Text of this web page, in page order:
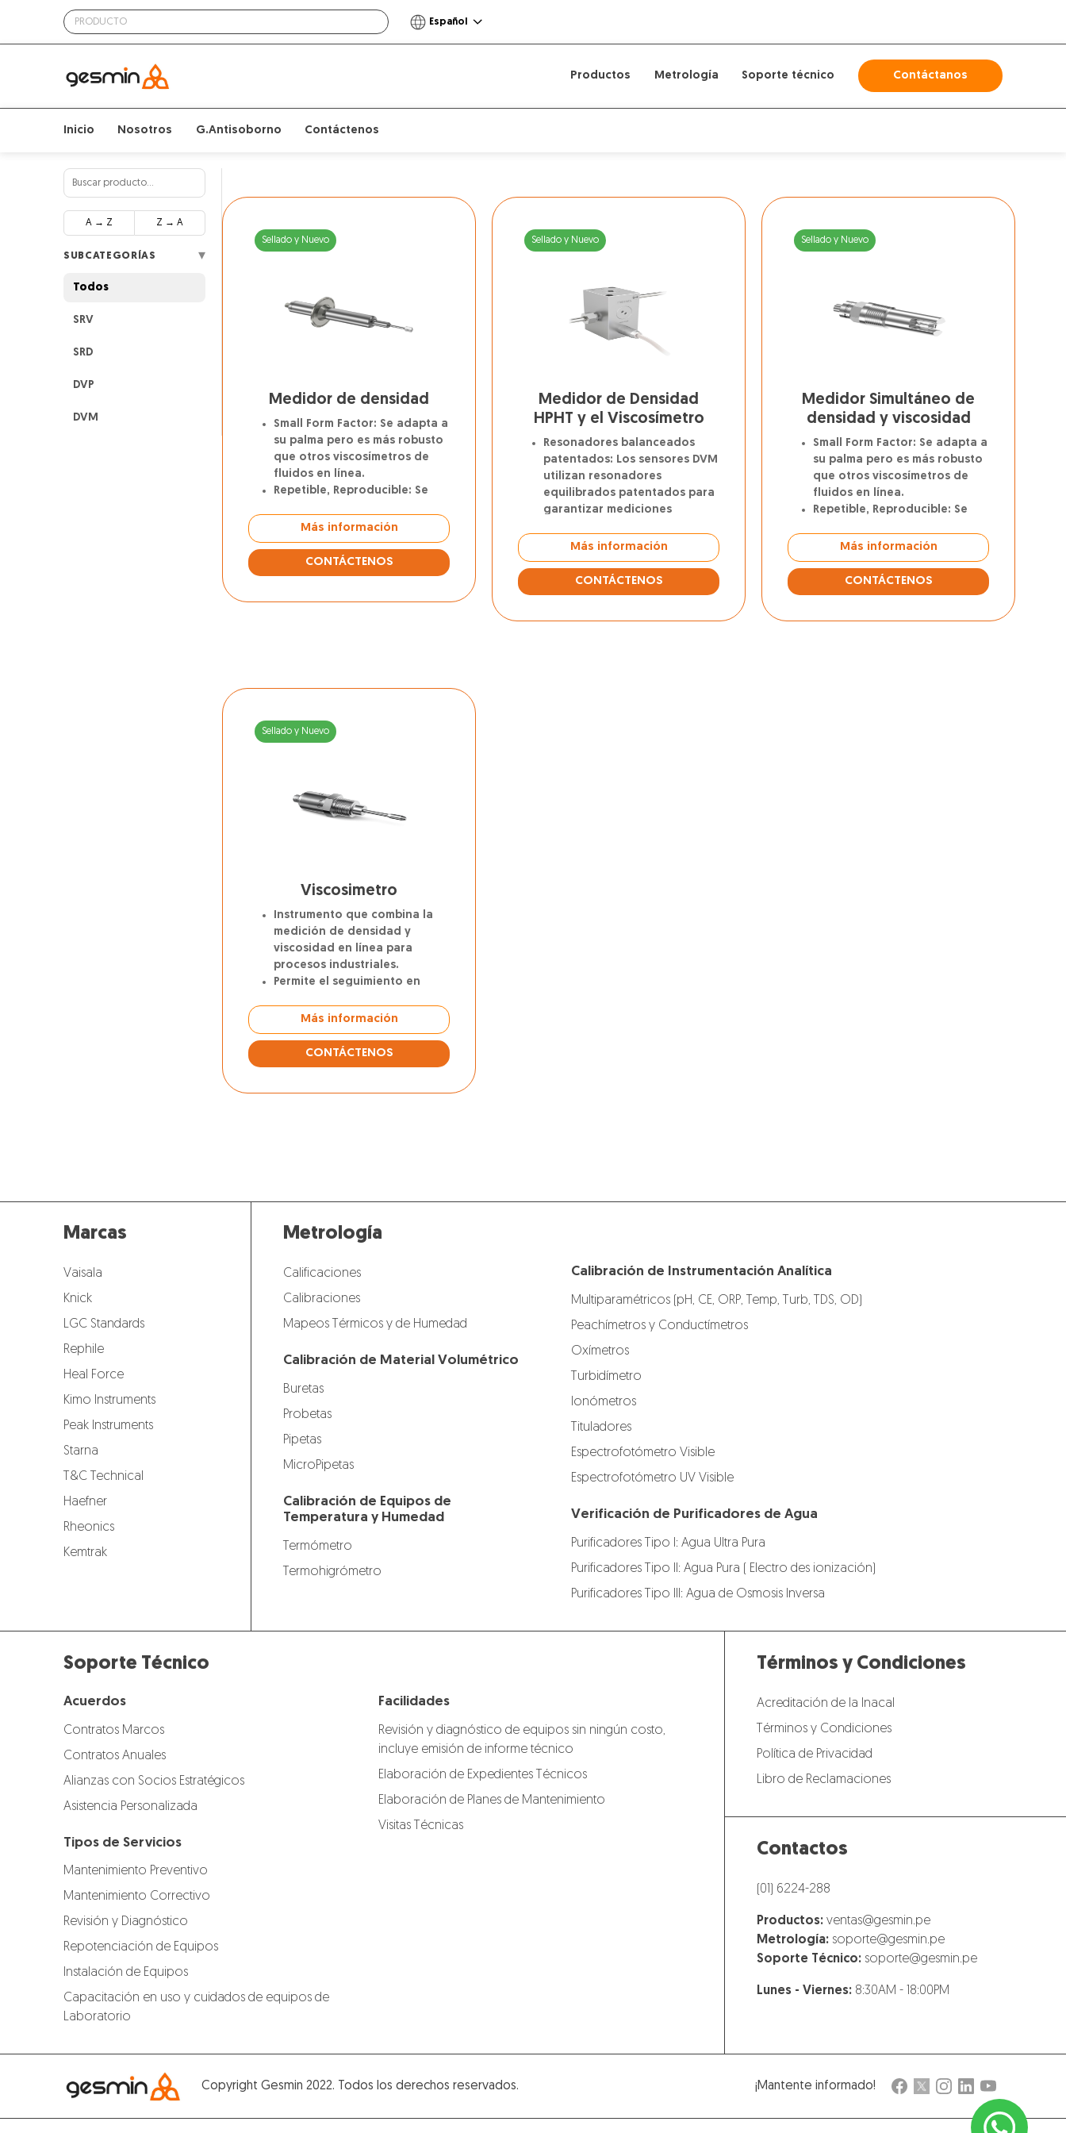
Español
Productos Metrología Soporte técnico Contáctanos
Inicio Nosotros G.Antisoborno Contáctenos
A → Z Z → A
SUBCATEGORÍAS ▾
Todos
SRV
SRD
DVP
DVM
Sellado y Nuevo
Viscosimetro
Instrumento que combina la
medición de densidad y
viscosidad en línea para
procesos industriales.
Permite el seguimiento en
presión y alta temperatura
(HPHT).
Utiliza resonadores
balanceados patentados para
Más información
CONTÁCTENOS
Sellado y Nuevo
Medidor de densidad
Small Form Factor: Se adapta a
su palma pero es más robusto
que otros viscosímetros de
fluidos en línea.
Repetible, Reproducible: Se
densidad y la viscosidad de
fluidos newtonianos, no
newtonianos, monofásicos y
multifásicos.
Más información
CONTÁCTENOS
Sellado y Nuevo
Medidor Simultáneo de
densidad y viscosidad
Small Form Factor: Se adapta a
su palma pero es más robusto
que otros viscosímetros de
fluidos en línea.
Repetible, Reproducible: Se
densidad y la viscosidad de
fluidos newtonianos, no
newtonianos, monofásicos y
multifásicos.
Más información
CONTÁCTENOS
Sellado y Nuevo
Medidor de Densidad
HPHT y el Viscosímetro
Resonadores balanceados
patentados: Los sensores DVM
utilizan resonadores
equilibrados patentados para
garantizar mediciones
sin importar cómo esté
montado el DVM.
Más información
CONTÁCTENOS
Marcas
Vaisala
Knick
LGC Standards
Rephile
Heal Force
Kimo Instruments
Peak Instruments
Starna
T&C Technical
Haefner
Rheonics
Kemtrak
Metrología
Calificaciones
Calibraciones
Mapeos Térmicos y de Humedad
Calibración de Material Volumétrico
Buretas
Probetas
Pipetas
MicroPipetas
Calibración de Equipos de
Temperatura y Humedad
Termómetro
Termohigrómetro
Calibración de Instrumentación Analítica
Multiparamétricos (pH, CE, ORP, Temp, Turb, TDS, OD)
Peachímetros y Conductímetros
Oxímetros
Turbidímetro
Ionómetros
Tituladores
Espectrofotómetro Visible
Espectrofotómetro UV Visible
Verificación de Purificadores de Agua
Purificadores Tipo I: Agua Ultra Pura
Purificadores Tipo II: Agua Pura ( Electro des ionización)
Purificadores Tipo III: Agua de Osmosis Inversa
Soporte Técnico
Acuerdos
Contratos Marcos
Contratos Anuales
Alianzas con Socios Estratégicos
Asistencia Personalizada
Tipos de Servicios
Mantenimiento Preventivo
Mantenimiento Correctivo
Revisión y Diagnóstico
Repotenciación de Equipos
Instalación de Equipos
Capacitación en uso y cuidados de equipos de
Laboratorio
Facilidades
Revisión y diagnóstico de equipos sin ningún costo,
incluye emisión de informe técnico
Elaboración de Expedientes Técnicos
Elaboración de Planes de Mantenimiento
Visitas Técnicas
Términos y Condiciones
Acreditación de la Inacal
Términos y Condiciones
Política de Privacidad
Libro de Reclamaciones
Contactos
(01) 6224-288
Productos:ventas@gesmin.pe
Metrología: soporte@gesmin.pe
Soporte Técnico: soporte@gesmin.pe
Lunes - Viernes: 8:30AM - 18:00PM
Copyright Gesmin 2022. Todos los derechos reservados. ¡Mantente informado!